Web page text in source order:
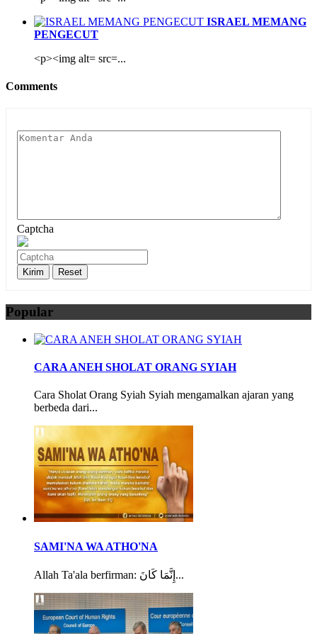
ISRAEL MEMANG
PENGECUT
<p><img alt= src=...
Comments
Captcha
Popular
CARA ANEH SHOLAT ORANG SYIAH
Cara Sholat Orang Syiah Syiah mengamalkan ajaran yang
berbeda dari...
SAMI'NA WA ATHO'NA
Allah Ta'ala berfirman: إِنَّمَا كَانَ...